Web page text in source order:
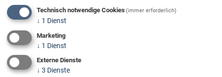
Technisch notwendige Cookies(immer erforderlich)
↓ 1 Dienst
Marketing
↓ 1 Dienst
Externe Dienste
↓ 3 Dienste